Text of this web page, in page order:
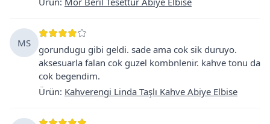
MS
gorundugu gibi geldi. sade ama cok sik duruyo.
aksesuarla falan cok guzel kombnlenir. kahve tonu da
cok begendim.
Ürün: Kahverengi Linda Taşlı Kahve Abiye Elbise